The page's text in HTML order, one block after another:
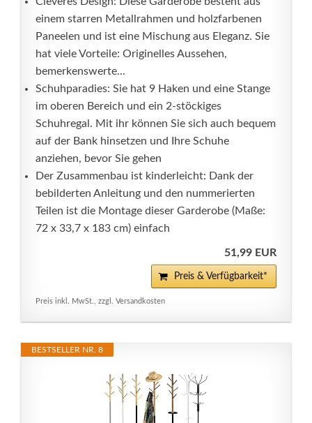
einem starren Metallrahmen und holzfarbenen
Paneelen und ist eine Mischung aus Eleganz. Sie
hat viele Vorteile: Originelles Aussehen,
bemerkenswerte...
Schuhparadies: Sie hat 9 Haken und eine Stange
im oberen Bereich und ein 2-stöckiges
Schuhregal. Mit ihr können Sie sich auch bequem
auf der Bank hinsetzen und Ihre Schuhe
anziehen, bevor Sie gehen
Der Zusammenbau ist kinderleicht: Dank der
bebilderten Anleitung und den nummerierten
Teilen ist die Montage dieser Garderobe (Maße:
72 x 33,7 x 183 cm) einfach
51,99 EUR
Preis & Verfügbarkeit*
Preis inkl. MwSt., zzgl. Versandkosten
BESTSELLER NR. 8